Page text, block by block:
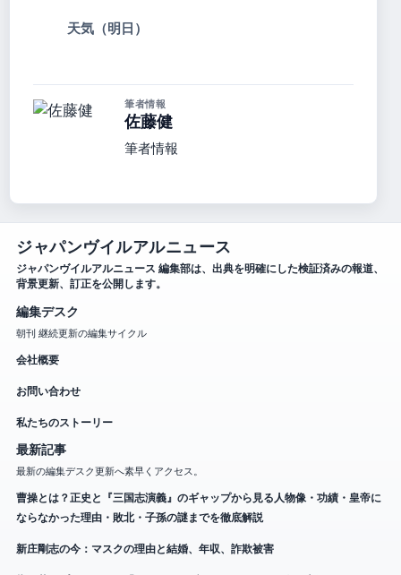
天気（明日）
筆者情報
佐藤健
筆者情報
ジャパンヴイルアルニュース
ジャパンヴイルアルニュース 編集部は、出典を明確にした検証済みの報道、
背景更新、訂正を公開します。
編集デスク
朝刊 継続更新の編集サイクル
会社概要
お問い合わせ
私たちのストーリー
最新記事
最新の編集デスク更新へ素早くアクセス。
曹操とは？正史と『三国志演義』のギャップから見る人物像・功績・皇帝に
ならなかった理由・敗北・子孫の謎までを徹底解説
新庄剛志の今：マスクの理由と結婚、年収、詐欺被害